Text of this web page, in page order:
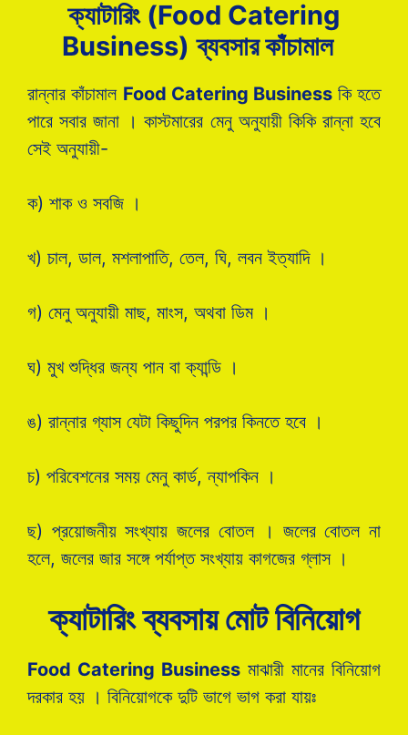
ক্যাটারিং (Food Catering
Business) ব্যবসার কাঁচামাল
রান্নার কাঁচামাল Food Catering Business কি হতে
পারে সবার জানা । কাস্টমারের মেনু অনুযায়ী কিকি রান্না হবে
সেই অনুযায়ী-
ক) শাক ও সবজি ।
খ) চাল, ডাল, মশলাপাতি, তেল, ঘি, লবন ইত্যাদি ।
গ) মেনু অনুযায়ী মাছ, মাংস, অথবা ডিম ।
ঘ) মুখ শুদ্ধির জন্য পান বা ক্যান্ডি ।
ঙ) রান্নার গ্যাস যেটা কিছুদিন পরপর কিনতে হবে ।
চ) পরিবেশনের সময় মেনু কার্ড, ন্যাপকিন ।
ছ) প্রয়োজনীয় সংখ্যায় জলের বোতল । জলের বোতল না
হলে, জলের জার সঙ্গে পর্যাপ্ত সংখ্যায় কাগজের গ্লাস ।
ক্যাটারিং ব্যবসায় মোট বিনিয়োগ
Food Catering Business মাঝারী মানের বিনিয়োগ
দরকার হয় । বিনিয়োগকে দুটি ভাগে ভাগ করা যায়ঃ